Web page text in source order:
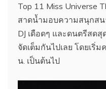
Top 11 Miss Universe
สาดน้ำมอบความสนุกส
DJ เดือดๆ และดนตรีสด
จัดเต็มกันไปเลย โดยเริ่
น. เป็นต้นไป